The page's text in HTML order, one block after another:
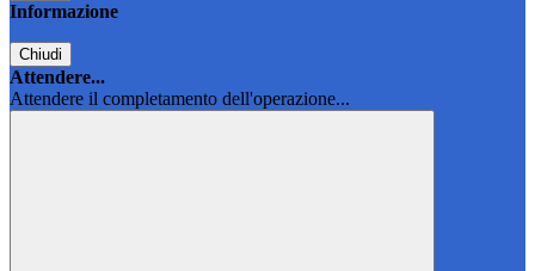
Informazione
Chiudi
Attendere...
Attendere il completamento dell'operazione...